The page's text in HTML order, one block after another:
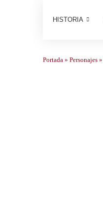
HISTORIA
Portada » Personajes »